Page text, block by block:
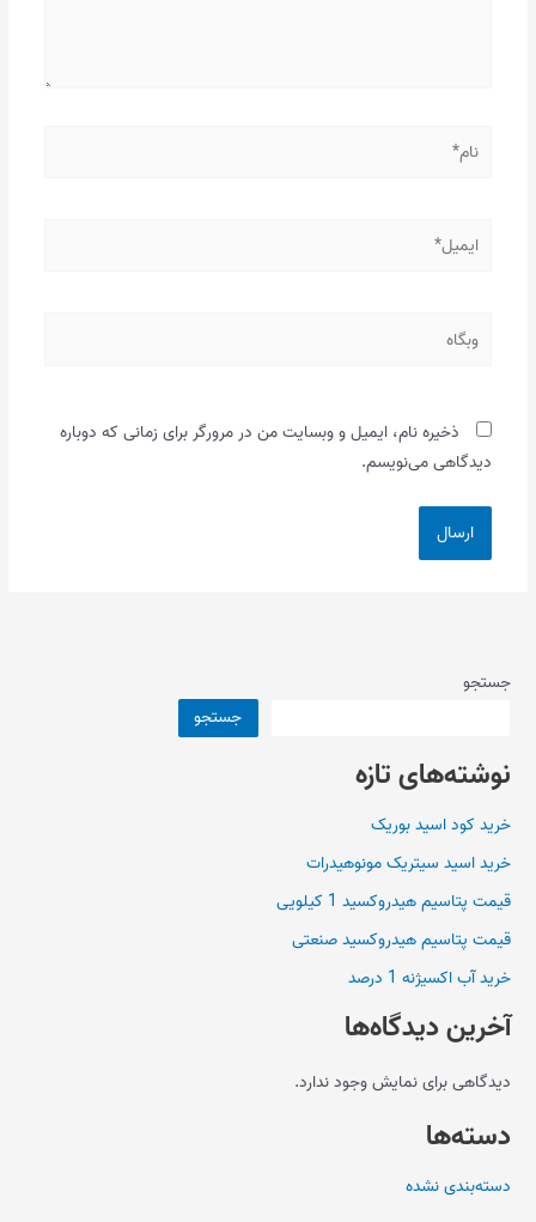
وبگاه
ذخیره نام، ایمیل و وبسایت من در مرورگر برای زمانی که دوباره
دیدگاهی می‌نویسم.
جستجو
جستجو
نوشته‌های تازه
خرید کود اسید بوریک
خرید اسید سیتریک مونوهیدرات
قیمت پتاسیم هیدروکسید 1 کیلویی
قیمت پتاسیم هیدروکسید صنعتی
خرید آب اکسیژنه 1 درصد
آخرین دیدگاه‌ها
دیدگاهی برای نمایش وجود ندارد.
دسته‌ها
دسته‌بندی نشده